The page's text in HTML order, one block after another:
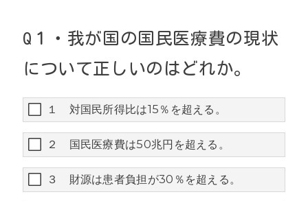
Q１・我が国の国民医療費の現状
について正しいのはどれか。
１ 対国民所得比は15％を超える。
２ 国民医療費は50兆円を超える。
３ 財源は患者負担が30％を超える。